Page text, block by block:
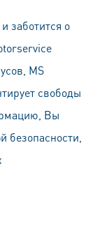
заботится о
MS
свободы
Вы
безопасности,